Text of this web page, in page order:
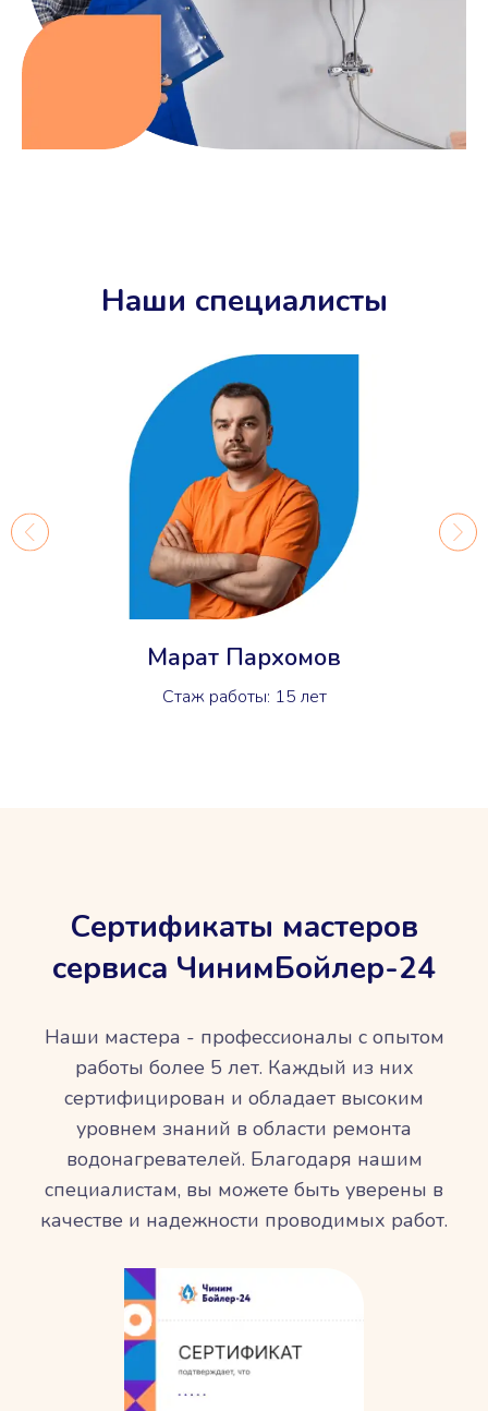
Наши специалисты
Марат Пархомов
Стаж работы: 15 лет
Сертификаты мастеров
сервиса ЧинимБойлер-24
Наши мастера - профессионалы с опытом
работы более 5 лет. Каждый из них
сертифицирован и обладает высоким
уровнем знаний в области ремонта
водонагревателей. Благодаря нашим
специалистам, вы можете быть уверены в
качестве и надежности проводимых работ.